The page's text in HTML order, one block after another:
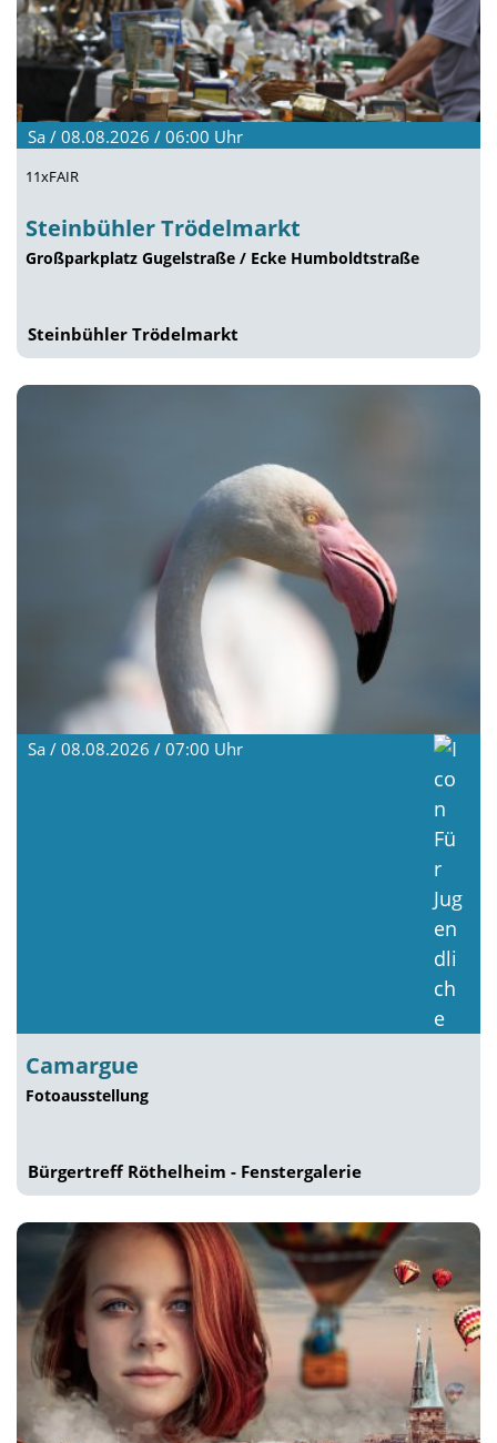
Sa / 08.08.2026 / 06:00 Uhr
11xFAIR
Steinbühler Trödelmarkt
Großparkplatz Gugelstraße / Ecke Humboldtstraße
Steinbühler Trödelmarkt
Sa / 08.08.2026 / 07:00 Uhr
Camargue
Fotoausstellung
Bürgertreff Röthelheim - Fenstergalerie